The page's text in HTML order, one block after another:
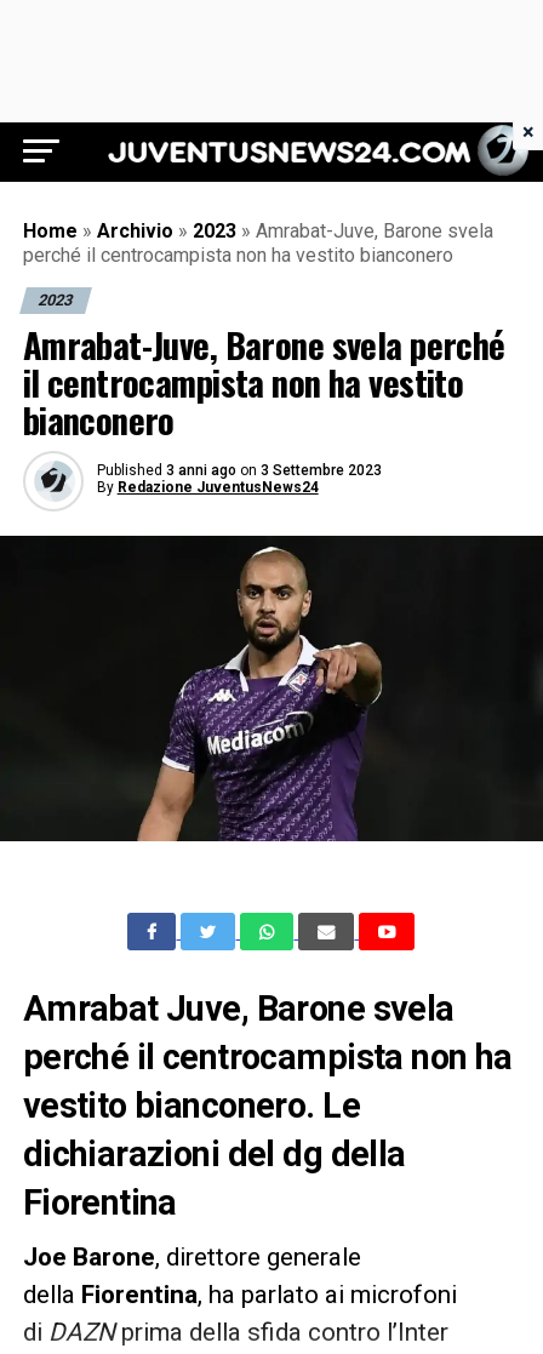
Juventus News 24
Home » Archivio » 2023 » Amrabat-Juve, Barone svela
perché il centrocampista non ha vestito bianconero
2023
Amrabat-Juve, Barone svela perché
il centrocampista non ha vestito
bianconero
Published 3 anni ago on 3 Settembre 2023
By Redazione JuventusNews24
Amrabat Juve, Barone svela
perché il centrocampista non ha
vestito bianconero. Le
dichiarazioni del dg della
Fiorentina
Joe Barone, direttore generale
della Fiorentina, ha parlato ai microfoni
di DAZNprima della sfida contro l’Inter
×